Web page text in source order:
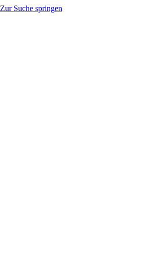
Zur Suche springen